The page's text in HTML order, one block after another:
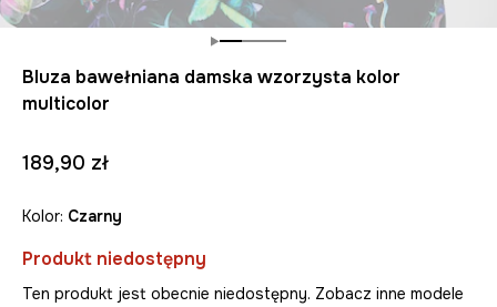
Bluza bawełniana damska wzorzysta kolor
multicolor
189,90 zł
Kolor: czarny
Produkt niedostępny
Ten produkt jest obecnie niedostępny. Zobacz inne modele